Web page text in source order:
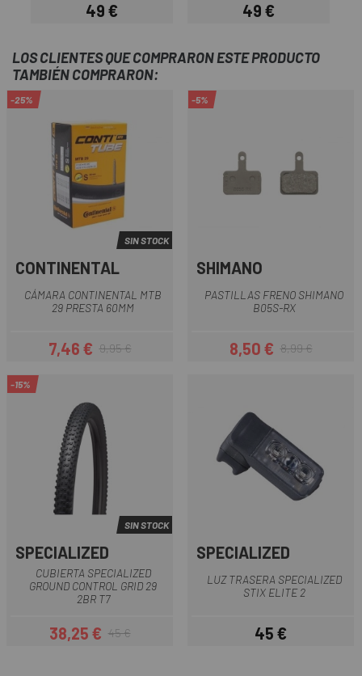
Precio
49 € Precio
49 €
LOS CLIENTES QUE COMPRARON ESTE PRODUCTO
TAMBIÉN COMPRARON:
-25%
SIN STOCK
CONTINENTAL
CÁMARA CONTINENTAL MTB
29 PRESTA 60MM
Precio
7,46 €Precio regular
9,95 €
-5%
SHIMANO
PASTILLAS FRENO SHIMANO
B05S-RX
Precio
8,50 €Precio regular
8,99 €
-15%
SIN STOCK
SPECIALIZED
CUBIERTA SPECIALIZED
GROUND CONTROL GRID 29
2BR T7
Precio
38,25 €Precio regular
45 €
SPECIALIZED
LUZ TRASERA SPECIALIZED
STIX ELITE 2
Precio
45 €